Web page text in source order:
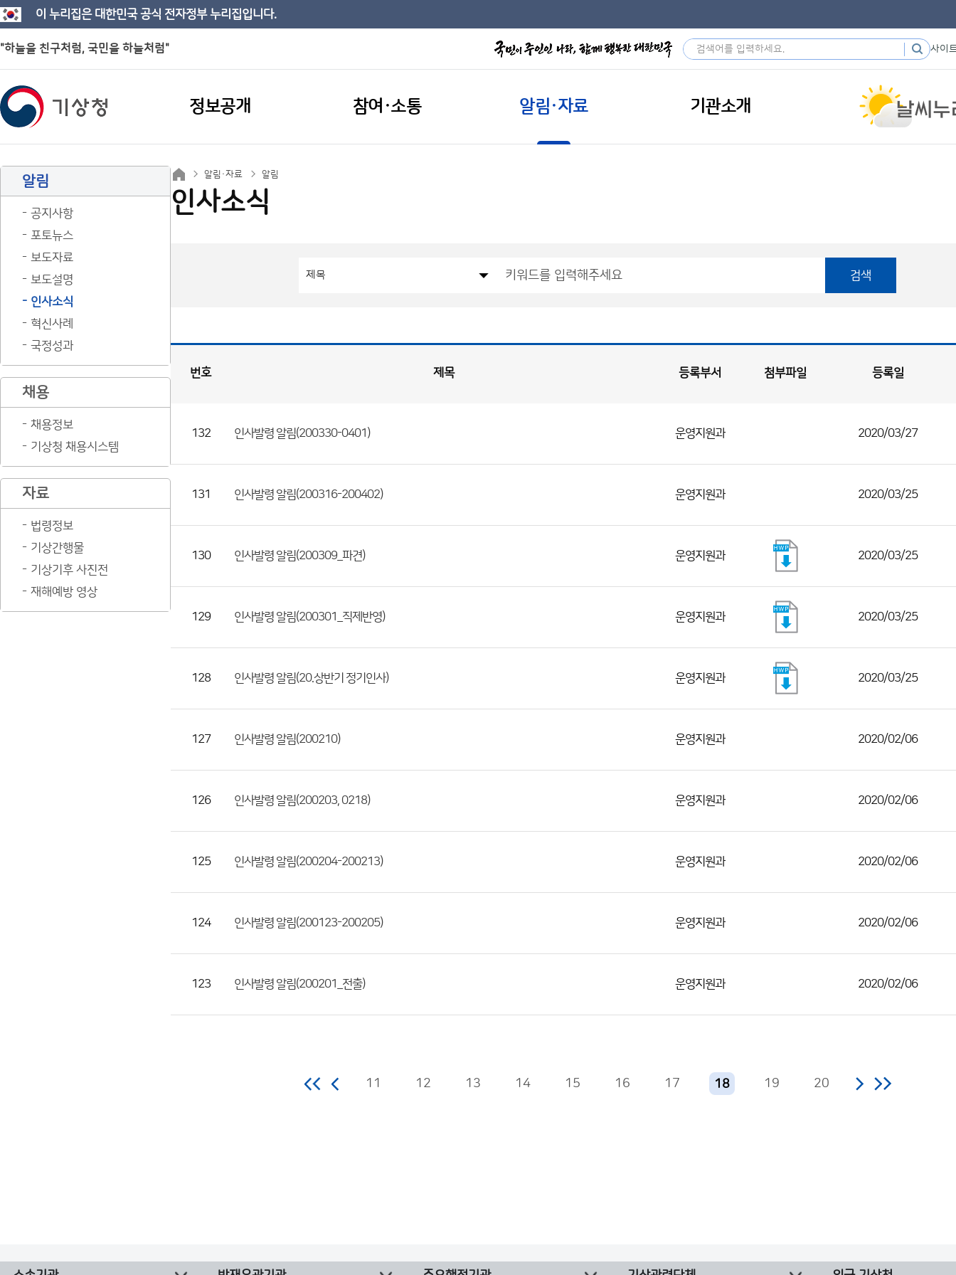
이 누리집은 대한민국 공식 전자정부 누리집입니다.
"하늘을 친구처럼, 국민을 하늘처럼" 사이
정보공개 참여·소통 알림·자료 기관소개
알림
공지사항
포토뉴스
보도자료
보도설명
인사소식
혁신사례
국정성과
채용
채용정보
기상청 채용시스템
자료
법령정보
기상간행물
기상기후 사진전
재해예방 영상
알림·자료 알림
인사소식
검색
첨
부
일,
일,
번호 제목 등록부서 첨부파일 등록일
132 인사발령 알림(200330-0401) 운영지원과 2020/03/27
131 인사발령 알림(200316-200402) 운영지원과 2020/03/25
130 인사발령 알림(200309_파견) 운영지원과 2020/03/25
129 인사발령 알림(200301_직제반영) 운영지원과 2020/03/25
128 인사발령 알림(20.상반기 정기인사) 운영지원과 2020/03/25
127 인사발령 알림(200210) 운영지원과 2020/02/06
126 인사발령 알림(200203, 0218) 운영지원과 2020/02/06
125 인사발령 알림(200204-200213) 운영지원과 2020/02/06
124 인사발령 알림(200123-200205) 운영지원과 2020/02/06
123 인사발령 알림(200201_전출) 운영지원과 2020/02/06
11 12 13 14 15 16 17 18 19 20